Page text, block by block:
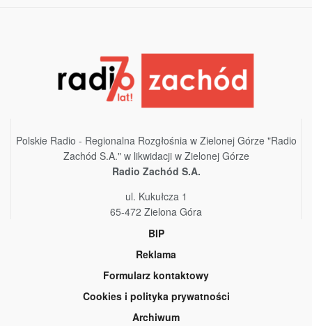
Polskie Radio - Regionalna Rozgłośnia w Zielonej Górze "Radio
Zachód S.A." w likwidacji w Zielonej Górze
Radio Zachód S.A.
ul. Kukułcza 1
65-472 Zielona Góra
BIP
Reklama
Formularz kontaktowy
Cookies i polityka prywatności
Archiwum